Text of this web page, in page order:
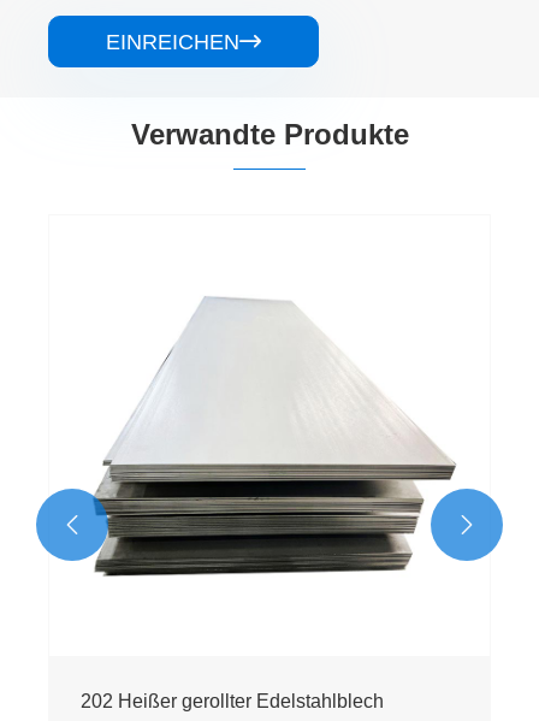
EINREICHEN
Verwandte Produkte
202 Heißer gerollter Edelstahlblech
 